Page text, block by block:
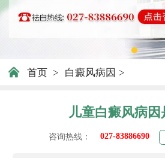
首页 > 白癜风病因 >
儿童白癜风病因
咨询热线： 027-83886690